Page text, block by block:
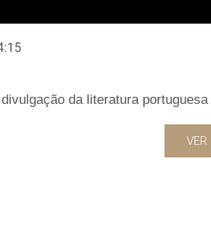
da literatura
VER